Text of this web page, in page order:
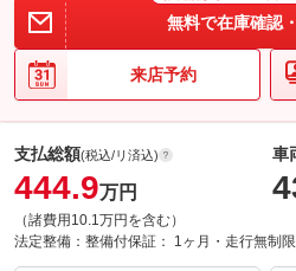
無料で在庫確認
来店予約
支払総額(税込/リ済込)
444.9万円
（諸費用10.1万円を含む）
車
法定整備： 整備付保証： 1ヶ月・走行無制限